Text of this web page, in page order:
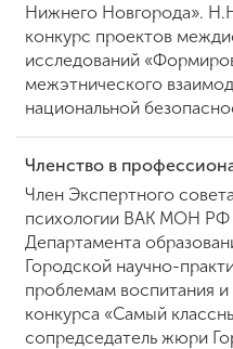
Нижнего Новгорода».
конкурс проектов
исследований
межэтнического
национальной
Членство в
Член Экспертного
психологии ВАК МОН РФ
Департамента
Городской научно-
проблемам воспитания
конкурса «Самый
сопредседатель жюри